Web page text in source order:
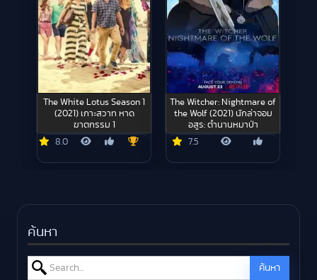
The White Lotus Season 1
(2021) เกาะสวาท หาด
ฆาตกรรม 1
8.0
The Witcher: Nightmare of
the Wolf (2021) นักล่าจอม
อสูร: ตำนานหมาป่า
7.5
ค้นหา
Search for: ค้นหา